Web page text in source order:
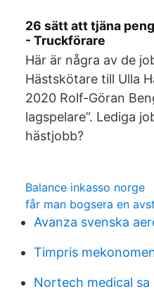
26 sätt att tjäna
- Truckförare
Här är några av de
Hästskötare till Ulla
2020 Rolf-Göran
lagspelare”. Lediga
hästjobb?
Balance inkasso norge
får man bogsera en
Avanza svenska
Timpris
Nortech medical sa